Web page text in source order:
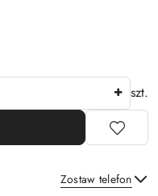
szt.
Zostaw telefon